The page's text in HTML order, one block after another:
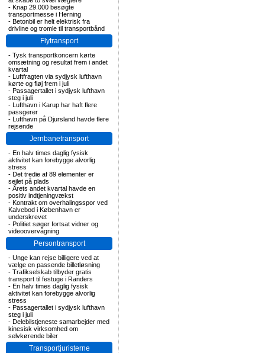
- Knap 29.000 besøgte
transportmesse i Herning
- Betonbil er helt elektrisk fra
drivline og tromle til transportbånd
Flytransport
- Tysk transportkoncern kørte
omsætning og resultat frem i andet
kvartal
- Luftfragten via sydjysk lufthavn
kørte og fløj frem i juli
- Passagertallet i sydjysk lufthavn
steg i juli
- Lufthavn i Karup har haft flere
passgerer
- Lufthavn på Djursland havde flere
rejsende
Jernbanetransport
- En halv times daglig fysisk
aktivitet kan forebygge alvorlig
stress
- Det tredie af 89 elementer er
sejlet på plads
- Årets andet kvartal havde en
positiv indtjeningvækst
- Kontrakt om overhalingsspor ved
Kalvebod i København er
underskrevet
- Politiet søger fortsat vidner og
videoovervågning
Persontransport
- Unge kan rejse billigere ved at
vælge en passende billetløsning
- Trafikselskab tilbyder gratis
transport til festuge i Randers
- En halv times daglig fysisk
aktivitet kan forebygge alvorlig
stress
- Passagertallet i sydjysk lufthavn
steg i juli
- Delebilstjeneste samarbejder med
kinesisk virksomhed om
selvkørende biler
Transportjuristerne